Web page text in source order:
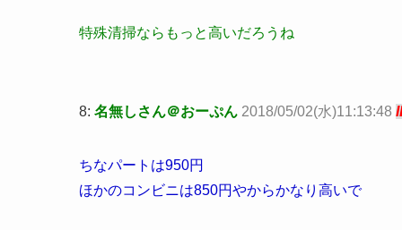
特殊清掃ならもっと高いだろうね
8: 名無しさん＠おーぷん 2018/05/02(水)11:13:48
ちなパートは950円
ほかのコンビニは850円やからかなり高いで